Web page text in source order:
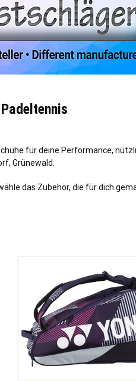
für deine Performance,
Grünewald.
das Zubehör, die für dich